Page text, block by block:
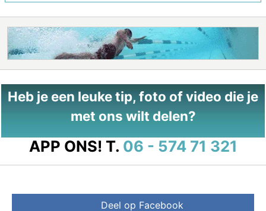
Heb je een leuke tip, foto of video die je
met ons wilt delen?
APP ONS! T. 06 - 574 71 321
Deel op Facebook